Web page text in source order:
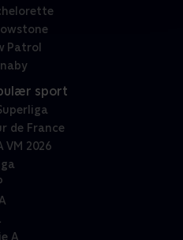
Patrol
sport
de France
VM 2026
A